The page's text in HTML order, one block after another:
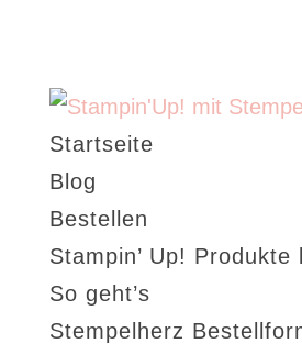
Startseite
Blog
Bestellen
Stampin’ Up! Produkte
So geht’s
Stempelherz